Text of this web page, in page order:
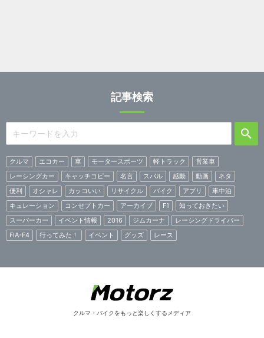
記事検索
クルマ エコカー 車 モータースポーツ 軽トラック
営業車
レーシングカー
キャッチコピー 名言 スバル 感動 動画
ネタ
便利
オシャレ カッコいい リサイクル バイク アプリ
車中泊
キュレーション
コンセプトカー アーカイブ F1
知っておきたい
スーパーカー
イベント情報 2016 ジムカーナ
レーシングドライバー
FIA-F4
行ってみた！ イベント グッズ レース
クルマ・バイクをもっと楽しくするメディア